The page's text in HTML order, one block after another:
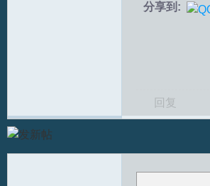
分享到:
回复